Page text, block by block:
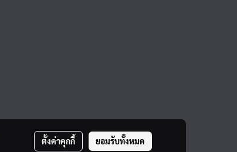
ตั้งค่าคุกกี้ ยอมรับทั้งหมด